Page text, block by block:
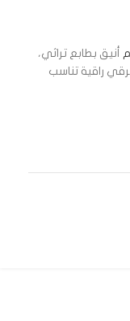
أنيق بطابع تراثي،
راقية تناسب